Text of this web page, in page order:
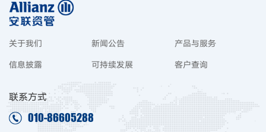
关于我们 新闻公告 产品与服务
信息披露 可持续发展 客户查询
联系方式
010-86605288